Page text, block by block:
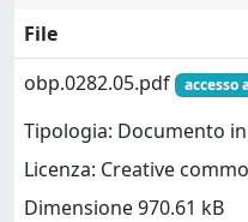
File
obp.0282.05.pdf
accesso
Tipologia: Documento
Licenza: Creative
Dimensione 970.61 kB